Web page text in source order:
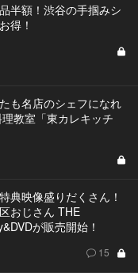
半額！渋谷の手掴みシ
得！
も名店のシェフになれ
教室「東カレキッチ
典映像盛りだくさん！
おじさん THE
が販売開始！
15